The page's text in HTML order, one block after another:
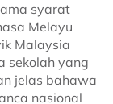
syarat
Melayu
Malaysia
sekolah yang
jelas bahawa
nasional